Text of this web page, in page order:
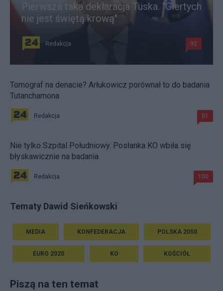
Pierwsza taka deklaracja Tuska. "Giertych
nie jest świętą krową"
Redakcja 92
Tomograf na denacie? Arłukowicz porównał to do badania
Tutanchamona
Redakcja 51
Nie tylko Szpital Południowy. Posłanka KO wbiła się
błyskawicznie na badania
Redakcja 100
Tematy Dawid Sieńkowski
MEDIA KONFEDERACJA POLSKA 2050
EURO 2020 KO KOŚCIÓŁ
Piszą na ten temat